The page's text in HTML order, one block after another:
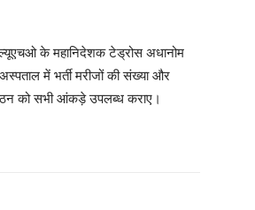
के महानिदेशक टेड्रोस अधानोम
में भर्ती मरीजों की संख्या और
को सभी आंकड़े उपलब्ध कराए।